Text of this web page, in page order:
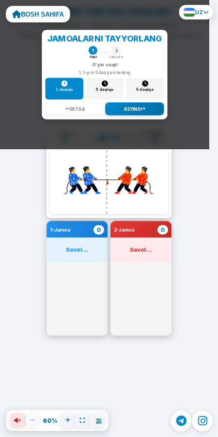
BOSH SAHIFA UZ
ARQON TORTISH: ENGLISH
To'g'ri javob — arqon siz tomonga tortiladi.
Noto'g'ri javob — arqon raqib tomonga siljiydi va darhol
yangi savol chiqadi.
JAMOALARNI TAYYORLANG
1
Vaqt
2
Jamoalar
O'yin vaqti
1, 3 yoki 5 daqiqani tanlang
1 daqiqa 3 daqiqa 5 daqiqa
ORTGA KEYINGI
1-Jamoa 0
Savol...
2-Jamoa 0
Savol...
60%